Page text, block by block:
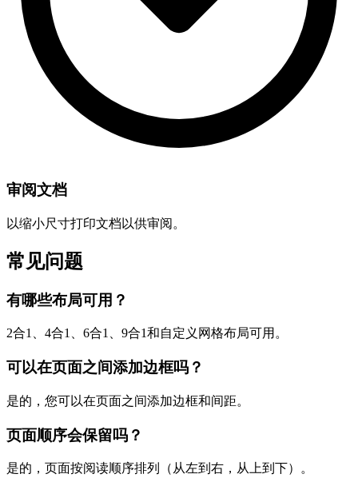
审阅文档
以缩小尺寸打印文档以供审阅。
常见问题
有哪些布局可用？
2合1、4合1、6合1、9合1和自定义网格布局可用。
可以在页面之间添加边框吗？
是的，您可以在页面之间添加边框和间距。
页面顺序会保留吗？
是的，页面按阅读顺序排列（从左到右，从上到下）。